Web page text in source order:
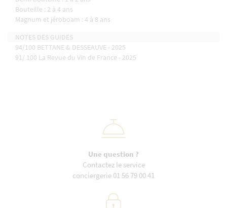
Bouteille : 2 à 4 ans
Magnum et jéroboam : 4 à 8 ans
NOTES DES GUIDES
94/100 BETTANE & DESSEAUVE - 2025
91/ 100 La Revue du Vin de France - 2025
Une question ?
Contactez le service
conciergerie 01 56 79 00 41